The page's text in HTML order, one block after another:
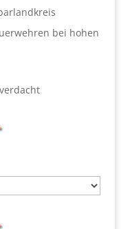
bei hohen